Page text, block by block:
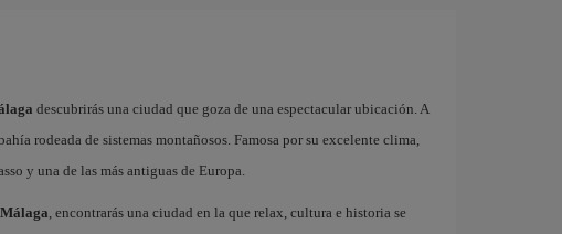
descubrirás una ciudad que goza de una espectacular ubicación. A
rodeada de sistemas montañosos. Famosa por su excelente clima,
y una de las más antiguas de Europa.
, encontrarás una ciudad en la que relax, cultura e historia se